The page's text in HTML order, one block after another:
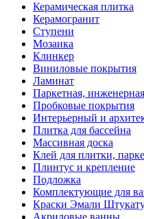
Керамическая плитка
Керамогранит
Ступени
Мозаика
Клинкер
Виниловые покрытия
Ламинат
Паркетная,
Пробковые покрытия
Интерьерный и
Плитка для бассейна
Массивная доска
Клей для плитки,
Плинтус и крепление
Подложка
Комплектующие для
Краски Эмали